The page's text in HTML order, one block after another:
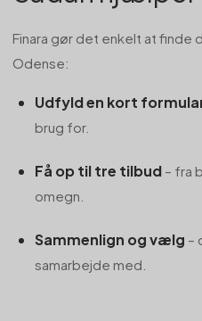
Finara gør det enkelt at finde
Odense:
Udfyld en kort
brug for.
Få op til tre tilbud – fra
omegn.
Sammenlign og vælg –
samarbejde med.